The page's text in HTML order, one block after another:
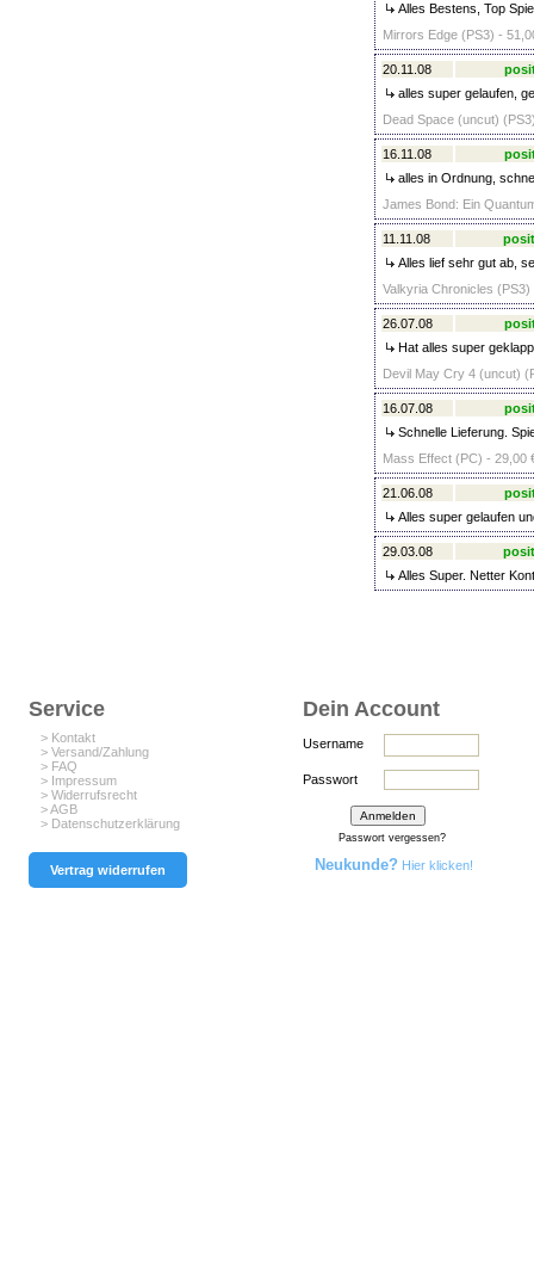
Alles Bestens, Top
Mirrors Edge (PS3) -
20.11.08
alles super gelaufen,
Dead Space (uncut)
16.11.08
alles in Ordnung,
James Bond: Ein
11.11.08
Alles lief sehr gut ab,
Valkyria Chronicles (PS3)
26.07.08
Hat alles super
Devil May Cry 4 (uncut)
16.07.08
Schnelle Lieferung.
Mass Effect (PC) - 29,00
21.06.08
Alles super gelaufen
29.03.08
Alles Super. Netter
Service
> Kontakt
> Versand/Zahlung
> FAQ
> Impressum
> Widerrufsrecht
> AGB
> Datenschutzerklärung
Vertrag widerrufen
Dein Account
Username
Passwort
Passwort vergessen?
Neukunde? Hier klicken!